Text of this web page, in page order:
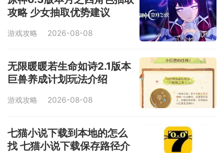
攻略 少女抽取优势建议
游戏攻略 2026-08-08
无限暖暖若生命如诗2.1版本
巨兽养成计划玩法介绍
游戏攻略 2026-08-08
七猫小说下载到本地的怎么
找 七猫小说下载保存路径介